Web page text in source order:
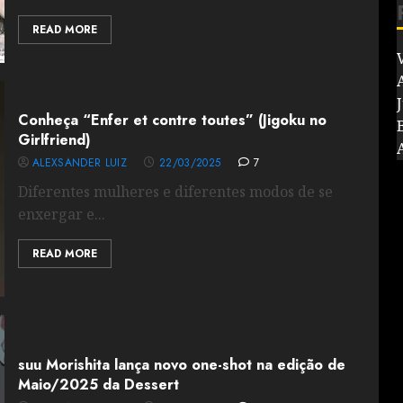
READ MORE
Conheça “Enfer et contre toutes” (Jigoku no
Girlfriend)
ALEXSANDER LUIZ 22/03/2025 7
Diferentes mulheres e diferentes modos de se
enxergar e...
READ MORE
suu Morishita lança novo one-shot na edição de
Maio/2025 da Dessert